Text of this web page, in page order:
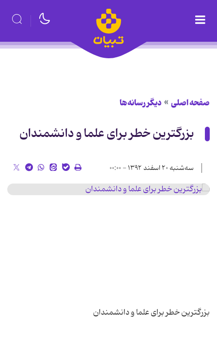
صفحه اصلی دیگر رسانه‌ها
بزرگترین خطر براى علما و دانشمندان
سه‌شنبه ۲۰ اسفند ۱۳۹۲ - ۰۰:۰۰